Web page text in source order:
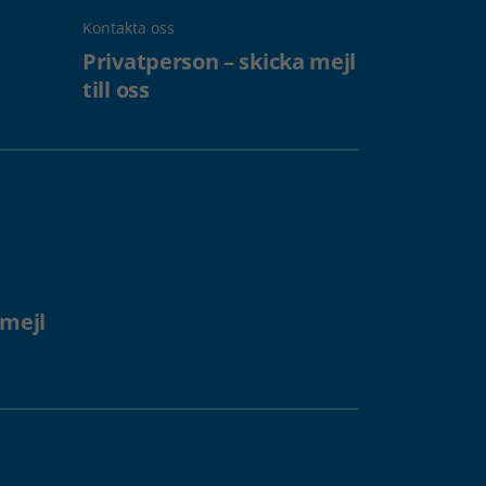
Kontakta oss
Privatperson – skicka mejl
till oss